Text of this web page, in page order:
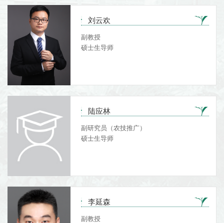
刘云欢
副教授
硕士生导师
陆应林
副研究员（农技推广）
硕士生导师
李延森
副教授